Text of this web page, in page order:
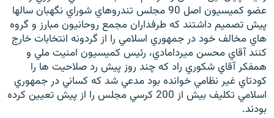
عضو کميسيون اصل 90 مجلس تندروهاي شوراي نگهبان سالها
پيش تصميم داشتند که طرفداران مجمع روحانيون مبارز و گروه
هاي مخالف خود در جمهوري اسلامي را از گردونه انتخابات خارج
کنند آقاي محسن ميردامادي، رئيس کميسيون امنيت ملي و
همفکر آقاي شکوري راد که چند روز پيش رد صلاحيت ها را
کودتاي غير نظامي خوانده بود مدعي شد که کساني در جمهوري
اسلامي تکليف بيش از 200 کرسي مجلس را از پيش تعيين کرده
بودند.